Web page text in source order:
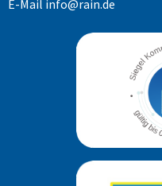
E-Mail info@rain.de